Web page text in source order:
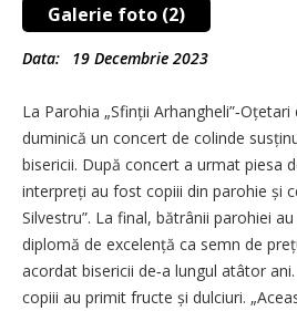
Galerie foto (2)
Data: 19 Decembrie 2023
La Parohia „Sfinții
duminică un concert de colinde
bisericii. După concert a urmat piesa
interpreți au fost copiii din parohie și
Silvestru”. La final, bătrânii parohiei
diplomă de excelență ca semn de
acordat bisericii de‑a lungul atâtor
copiii au primit fructe și dulciuri.